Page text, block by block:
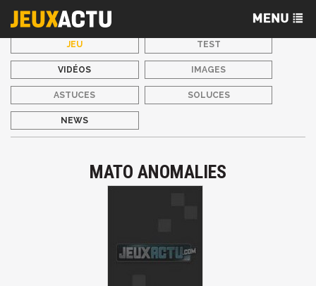
JEU TEST
VIDÉOS IMAGES
ASTUCES SOLUCES
NEWS
MATO ANOMALIES